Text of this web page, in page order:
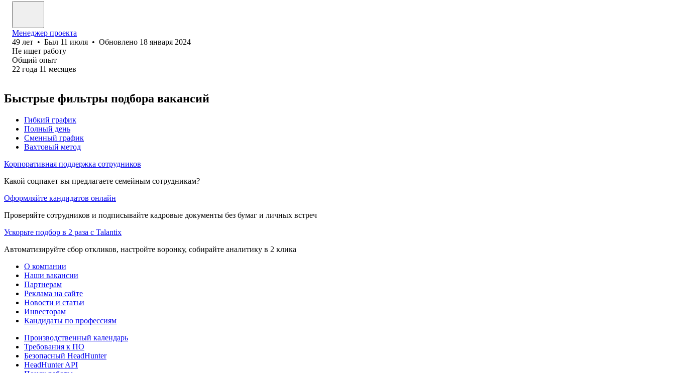
Менеджер проекта
49 лет • Был 11 июля • Обновлено 18 января 2024
Не ищет работу
Общий опыт
22 года 11 месяцев
Быстрые фильтры подбора вакансий
Гибкий график
Полный день
Сменный график
Вахтовый метод
Корпоративная поддержка сотрудников
Какой соцпакет вы предлагаете семейным сотрудникам?
Оформляйте кандидатов онлайн
Проверяйте сотрудников и подписывайте кадровые документы без бумаг и личных встреч
Ускорьте подбор в 2 раза с Talantix
Автоматизируйте сбор откликов, настройте воронку, собирайте аналитику в 2 клика
О компании
Наши вакансии
Партнерам
Реклама на сайте
Новости и статьи
Инвесторам
Кандидаты по профессиям
Производственный календарь
Требования к ПО
Безопасный HeadHunter
HeadHunter API